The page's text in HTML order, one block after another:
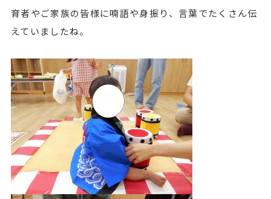
育者やご家族の皆様に喃語や身振り、言葉でたくさん伝
えていましたね。